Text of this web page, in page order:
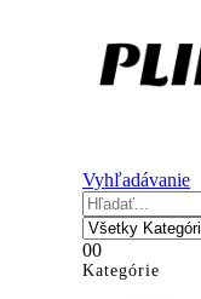
Vyhľadávanie
00
Kategórie